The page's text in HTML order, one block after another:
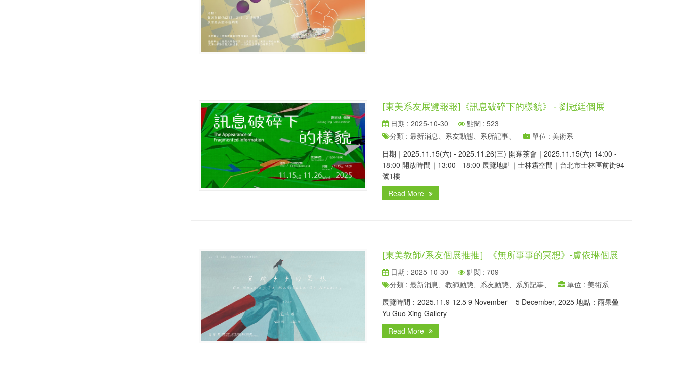
[東美系友展覽報報]《訊息破碎下的樣貌》 - 劉冠廷個展
日期 : 2025-10-30
點閱 : 523
分類 : 最新消息、系友動態、系所記事、
單位 : 美術系
日期｜2025.11.15(六) - 2025.11.26(三) 開幕茶會｜2025.11.15(六) 14:00 -
18:00 開放時間｜13:00 - 18:00 展覽地點｜士林霧空間｜台北市士林區前街94
號1樓
Read More
[東美教師/系友個展推推］《無所事事的冥想》-盧依琳個展
日期 : 2025-10-30
點閱 : 709
分類 : 最新消息、教師動態、系友動態、系所記事、
單位 : 美術系
展覽時間：2025.11.9-12.5 9 November – 5 December, 2025 地點：雨果曐
Yu Guo Xing Gallery
Read More